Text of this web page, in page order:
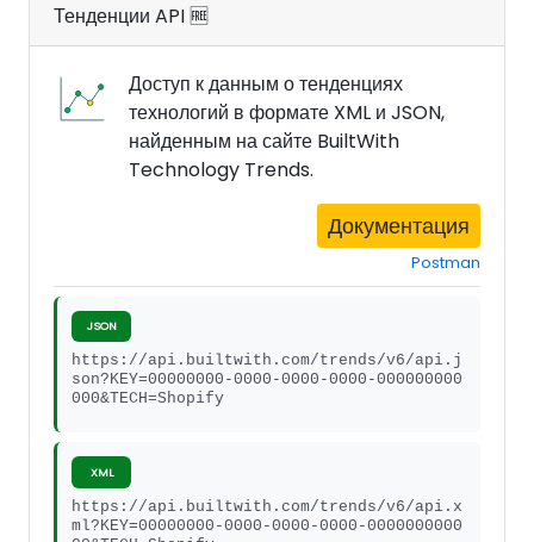
Тенденции API 🆓
Доступ к данным о тенденциях
технологий в формате XML и JSON,
найденным на сайте BuiltWith
Technology Trends.
Документация
Postman
JSON
https://api.builtwith.com/trends/v6/api.j
son?KEY=00000000-0000-0000-0000-000000000
000&TECH=Shopify
XML
https://api.builtwith.com/trends/v6/api.x
ml?KEY=00000000-0000-0000-0000-0000000000